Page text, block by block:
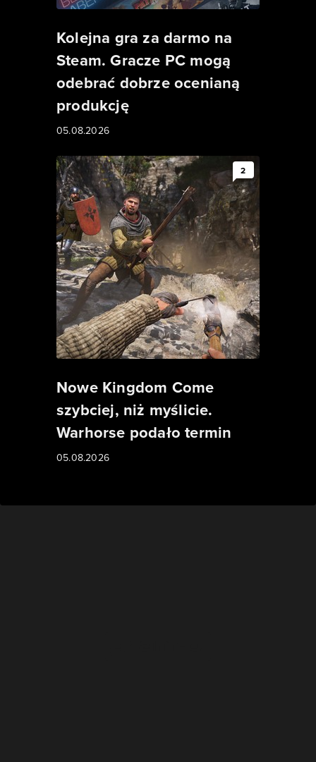
Kolejna gra za darmo na
Steam. Gracze PC mogą
odebrać dobrze ocenianą
produkcję
05.08.2026
2
Nowe Kingdom Come
szybciej, niż myślicie.
Warhorse podało termin
05.08.2026